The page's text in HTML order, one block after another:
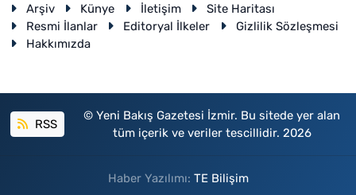
Arşiv
Künye İletişim
Site Haritası
Resmi İlanlar
Editoryal İlkeler
Gizlilik Sözleşmesi
Hakkımızda
RSS
© Yeni Bakış Gazetesi İzmir. Bu sitede yer alan
tüm içerik ve veriler tescillidir. 2026
Haber Yazılımı: TE Bilişim